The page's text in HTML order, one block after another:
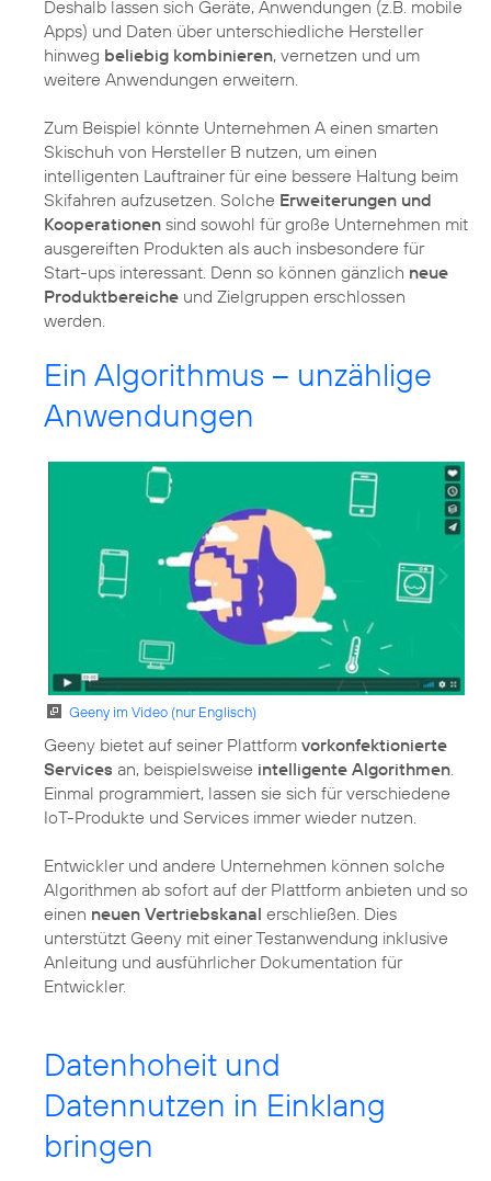
Deshalb lassen sich Geräte, Anwendungen (z.B. mobile
Apps) und Daten über unterschiedliche Hersteller
hinweg beliebig kombinieren, vernetzen und um
weitere Anwendungen erweitern.
Zum Beispiel könnte Unternehmen A einen smarten
Skischuh von Hersteller B nutzen, um einen
intelligenten Lauftrainer für eine bessere Haltung beim
Skifahren aufzusetzen. Solche Erweiterungen und
Kooperationen sind sowohl für große Unternehmen mit
ausgereiften Produkten als auch insbesondere für
Start-ups interessant. Denn so können gänzlich neue
Produktbereiche und Zielgruppen erschlossen
werden.
Ein Algorithmus – unzählige
Anwendungen
Geeny im Video (nur Englisch)
Geeny bietet auf seiner Plattform vorkonfektionierte
Services an, beispielsweise intelligente Algorithmen
Einmal programmiert, lassen sie sich für verschiedene
IoT-Produkte und Services immer wieder nutzen.
Entwickler und andere Unternehmen können solche
Algorithmen ab sofort auf der Plattform anbieten und so
einen neuen Vertriebskanal erschließen. Dies
unterstützt Geeny mit einer Testanwendung inklusive
Anleitung und ausführlicher Dokumentation für
Entwickler.
Datenhoheit und
Datennutzen in Einklang
bringen